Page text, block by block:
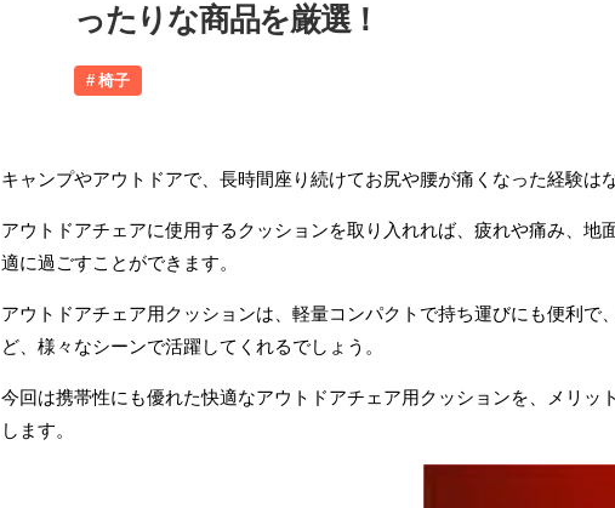
ったりな商品を厳選！
椅子
キャンプやアウトドアで、長時間座り続けてお尻や腰が痛くなった経験は
アウトドアチェアに使用するクッションを取り入れれば、疲れや痛み、地
適に過ごすことができます。
アウトドアチェア用クッションは、軽量コンパクトで持ち運びにも便利で
ど、様々なシーンで活躍してくれるでしょう。
今回は携帯性にも優れた快適なアウトドアチェア用クッションを、メリッ
します。